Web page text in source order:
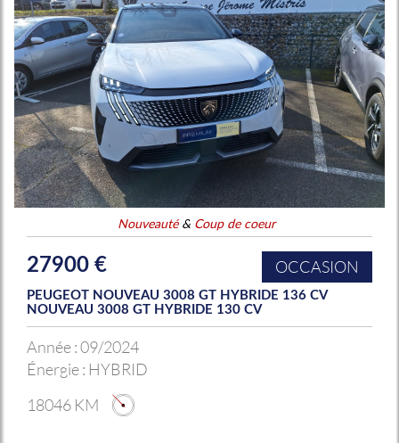
Nouveauté& Coup de coeur
27900 € OCCASION
PEUGEOT NOUVEAU 3008 GT HYBRIDE 136 CV
NOUVEAU 3008 GT HYBRIDE 130 CV
Année :09/2024
Énergie : HYBRID
18046 KM